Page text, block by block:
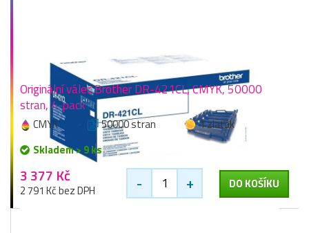
Originální válec Brother DR-421CL, CMYK, 50000
stran, 4-pack
CMYK 50000 stran
1 zlaťák
Skladem > 9 ks
3 377 Kč
2 791 Kč bez DPH - + DO KOŠÍKU